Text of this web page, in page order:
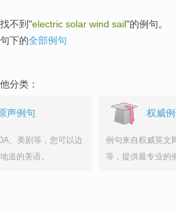
不到"electric solar wind sail"的例句。
下的全部例句
分类：
声例句
、美剧等，您可以边
道的美语。
权威
例句来自权威英文
等，提供最专业的